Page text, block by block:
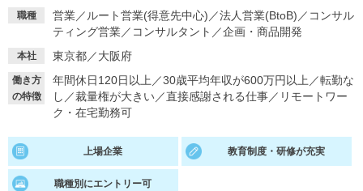
就活支援
就活ノウハウが満載！
就活コラム
適職診断
あなたに合う仕事を診断！
就活チャンネル
就活ニュースペーパー
就活時事ニュースを更新
よくある質問
職種 営業／ ルート営業(得意先中心) ／法人営業(BtoB) ／ コンサル
ティング営業／ コンサルタント ／企画・商品開発
本社 東京都／大阪府
働き方
の特徴
年間休日120日以上 ／30歳平均年収が600万円以上 ／転勤な
し ／裁量権が大きい／直接感謝される仕事／ リモートワー
ク・在宅勤務可
上場企業 教育制度・研修が充実
職種別にエントリー可